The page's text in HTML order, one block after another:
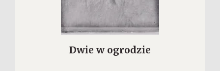
Dwie w ogrodzie